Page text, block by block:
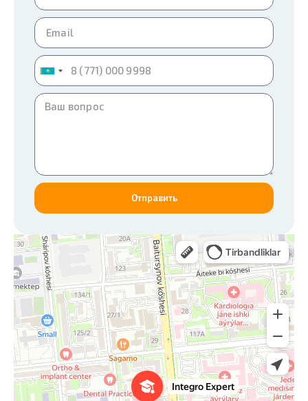
Kazakhstan
+7
Отправить
Integro Expert
Учебный центр в Алматы
Экспертиза промышленной безопасности в Алматы